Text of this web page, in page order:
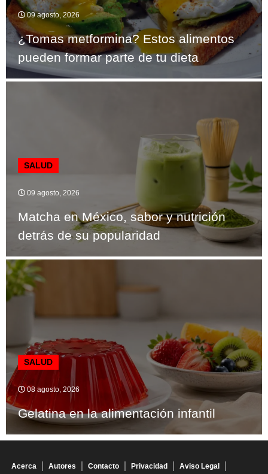
09 agosto, 2026
¿Tomas metformina? Estos alimentos
pueden formar parte de tu dieta
SALUD
09 agosto, 2026
Matcha en México, sabor y nutrición
detrás de su popularidad
SALUD
08 agosto, 2026
Gelatina en la alimentación infantil
Acerca Autores Contacto Privacidad Aviso Legal